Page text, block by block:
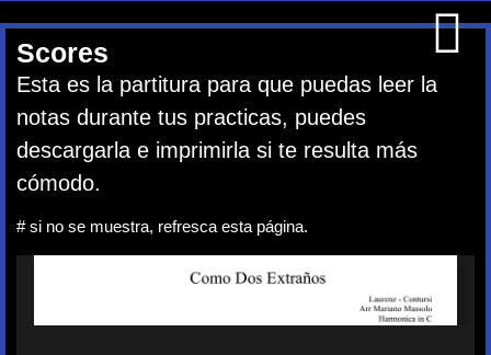
Scores
Esta es la partitura para que puedas leer la
notas durante tus practicas, puedes
descargarla e imprimirla si te resulta más
cómodo.
# si no se muestra, refresca esta página.